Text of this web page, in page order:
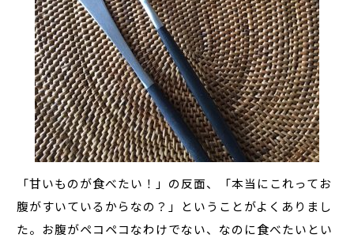
「甘いものが食べたい！」の反面、「本当にこれってお
腹がすいているからなの？」ということがよくありまし
た。お腹がペコペコなわけでない、なのに食べたいとい